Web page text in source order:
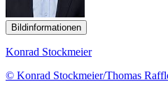
Bildinformationen
Konrad Stockmeier
© Konrad Stockmeier/Thomas